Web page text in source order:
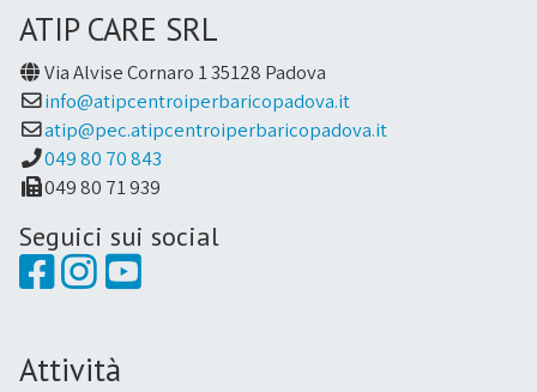
ATIP CARE SRL
Via Alvise Cornaro 1 35128 Padova
info@atipcentroiperbaricopadova.it
atip@pec.atipcentroiperbaricopadova.it
049 80 70 843
049 80 71 939
Seguici sui social
Attività